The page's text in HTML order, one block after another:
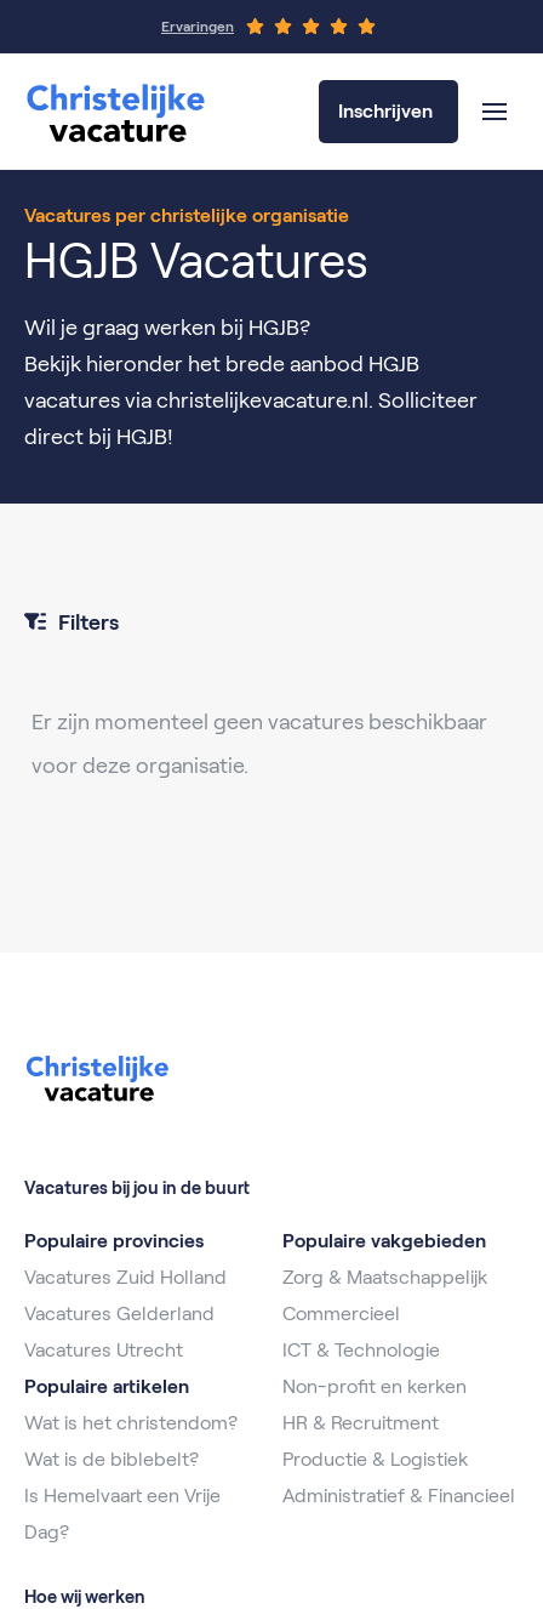
Ervaringen
Inschrijven
Vacatures per christelijke organisatie
HGJB Vacatures
Wil je graag werken bij HGJB?
Bekijk hieronder het brede aanbod HGJB
vacatures via christelijkevacature.nl. Solliciteer
direct bij HGJB!
Filters
Er zijn momenteel geen vacatures beschikbaar
voor deze organisatie.
Vacatures bij jou in de buurt
Populaire provincies
Vacatures Zuid Holland
Vacatures Gelderland
Vacatures Utrecht
Populaire artikelen
Wat is het christendom?
Wat is de biblebelt?
Is Hemelvaart een Vrije
Dag?
Populaire vakgebieden
Zorg & Maatschappelijk
Commercieel
ICT & Technologie
Non-profit en kerken
HR & Recruitment
Productie & Logistiek
Administratief & Financieel
Hoe wij werken